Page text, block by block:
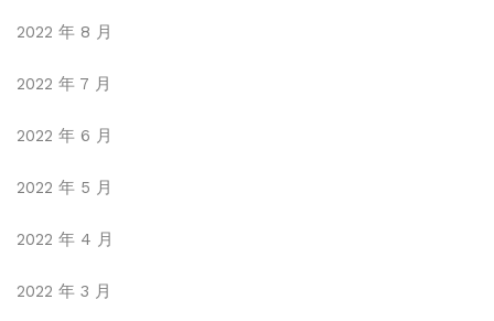
2022 年 8 月
2022 年 7 月
2022 年 6 月
2022 年 5 月
2022 年 4 月
2022 年 3 月